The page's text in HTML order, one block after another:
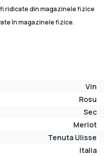
ridicate din magazinele fizice
în magazinele fizice.
Vin
Rosu
Sec
Merlot
Tenuta Ulisse
Italia